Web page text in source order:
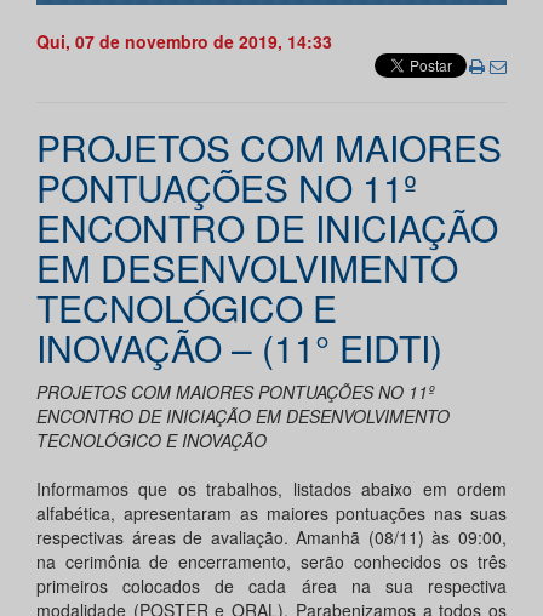
Qui, 07 de novembro de 2019, 14:33
PROJETOS COM MAIORES
PONTUAÇÕES NO 11º
ENCONTRO DE INICIAÇÃO
EM DESENVOLVIMENTO
TECNOLÓGICO E
INOVAÇÃO – (11° EIDTI)
PROJETOS COM MAIORES PONTUAÇÕES NO 11º
ENCONTRO DE INICIAÇÃO EM DESENVOLVIMENTO
TECNOLÓGICO E INOVAÇÃO
Informamos que os trabalhos, listados abaixo em ordem
alfabética, apresentaram as maiores pontuações nas suas
respectivas áreas de avaliação. Amanhã (08/11) às 09:00,
na cerimônia de encerramento, serão conhecidos os três
primeiros colocados de cada área na sua respectiva
modalidade (POSTER e ORAL). Parabenizamos a todos os